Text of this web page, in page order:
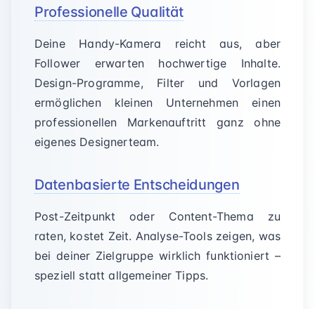
Professionelle Qualität
Deine Handy-Kamera reicht aus, aber
Follower erwarten hochwertige Inhalte.
Design-Programme, Filter und Vorlagen
ermöglichen kleinen Unternehmen einen
professionellen Markenauftritt ganz ohne
eigenes Designerteam.
Datenbasierte Entscheidungen
Post-Zeitpunkt oder Content-Thema zu
raten, kostet Zeit. Analyse-Tools zeigen, was
bei deiner Zielgruppe wirklich funktioniert –
speziell statt allgemeiner Tipps.